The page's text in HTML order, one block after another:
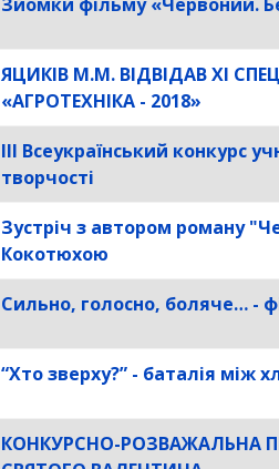
ЯЦИКІВ М.М. ВІДВІДАВ XI
«АГРОТЕХНІКА - 2018»
ІІІ Всеукраїнський конкурс
творчості
Зустріч з автором роману
Кокотюхою
Сильно, голосно, боляче… -
“Хто зверху?” - баталія між
КОНКУРСНО-РОЗВАЖАЛЬНА